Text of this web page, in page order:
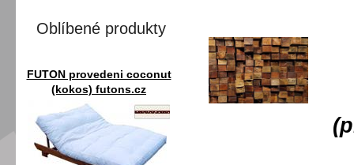
Oblíbené produkty
FUTON provedeni coconut
(kokos) futons.cz